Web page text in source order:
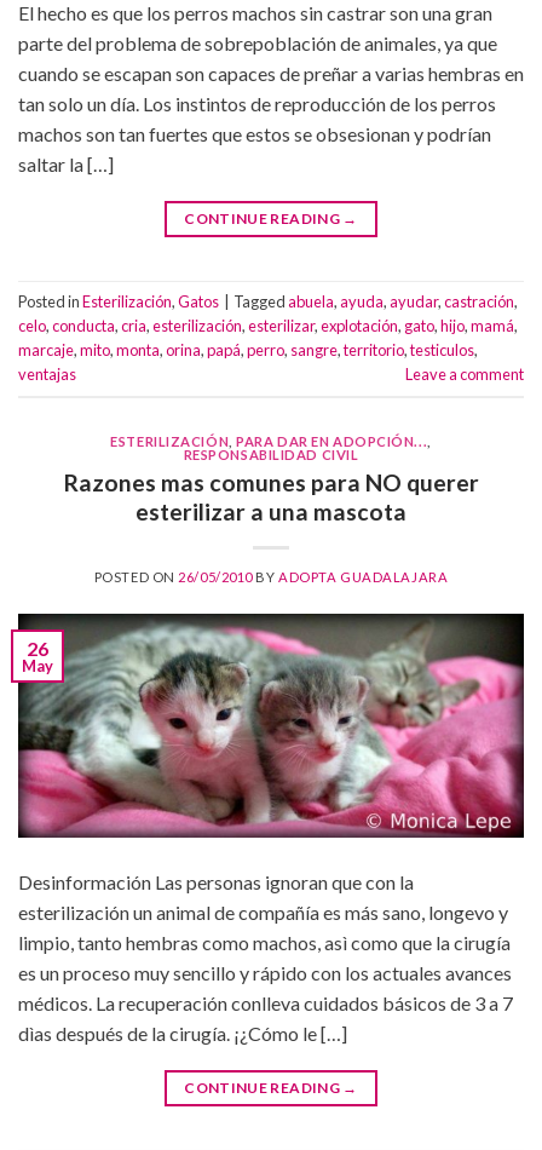
El hecho es que los perros machos sin castrar son una gran
parte del problema de sobrepoblación de animales, ya que
cuando se escapan son capaces de preñar a varias hembras en
tan solo un día. Los instintos de reproducción de los perros
machos son tan fuertes que estos se obsesionan y podrían
saltar la […]
CONTINUE READING →
Posted inEsterilización,Gatos Taggedabuela,ayuda,ayudar,castración,
celo,conducta,cria,esterilización,esterilizar,explotación, gato,hijo,mamá,
marcaje,mito,monta,orina,papá,perro, sangre,territorio,testiculos,
ventajas
Leave a comment
ESTERILIZACIÓN ,PARA DAR EN ADOPCIÓN...
RESPONSABILIDAD CIVIL
Razones mas comunes para NO querer
esterilizar a una mascota
POSTED ON 26/05/2010BYADOPTA GUADALAJARA
26
May
Desinformación Las personas ignoran que con la
esterilización un animal de compañía es más sano, longevo y
limpio, tanto hembras como machos, asì como que la cirugía
es un proceso muy sencillo y rápido con los actuales avances
médicos. La recuperación conlleva cuidados básicos de 3 a 7
dìas después de la cirugía. ¡¿Cómo le […]
CONTINUE READING →